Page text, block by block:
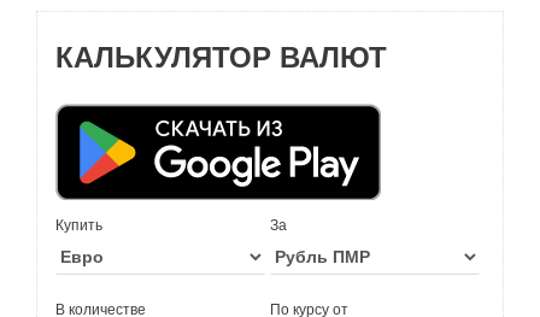
КАЛЬКУЛЯТОР ВАЛЮТ
Купить За
В количестве По курсу от